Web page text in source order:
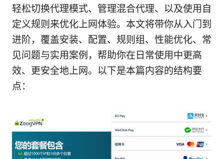
轻松切换代理模式、管理混合代理、以及使用自
定义规则来优化上网体验。本文将带你从入门到
进阶，覆盖安装、配置、规则组、性能优化、常
见问题与实用案例，帮助你在日常使用中更高
效、更安全地上网。以下是本篇内容的结构要
点：